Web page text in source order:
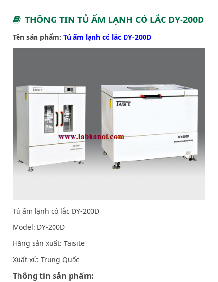
THÔNG TIN TỦ ẤM LẠNH CÓ LẮC DY-200D
Tên sản phẩm: Tủ ấm lạnh có lắc DY-200D
Tủ ấm lạnh có lắc DY-200D
Model: DY-200D
Hãng sản xuất: Taisite
Xuất xứ: Trung Quốc
Thông tin sản phẩm: